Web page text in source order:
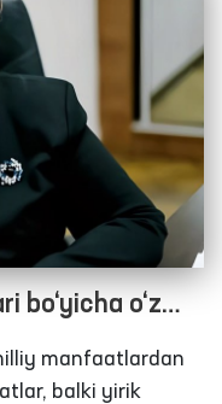
bo‘yicha o‘z
manfaatlardan
balki yirik